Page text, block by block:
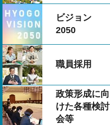
ビジョン
2050
職員採用
政策形成に向
けた各種検討
会等